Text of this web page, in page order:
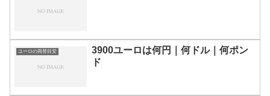
ユーロの両替目安
3900ユーロは何円｜何ドル｜何ポン
ド